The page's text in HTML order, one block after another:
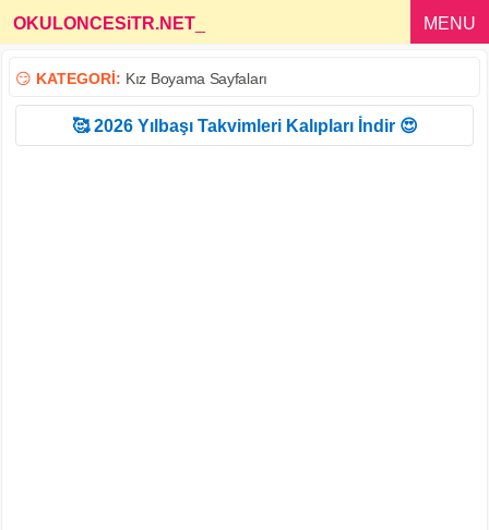
OKULONCESiTR.NET MENU
😏 KATEGORİ: Kız Boyama Sayfaları
🥰 2026 Yılbaşı Takvimleri Kalıpları İndir 😍